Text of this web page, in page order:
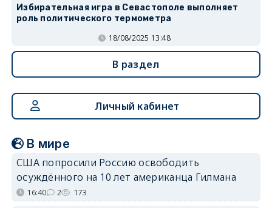
Избирательная игра в Севастополе выполняет
роль политического термометра
18/08/2025 13:48
В раздел
Личный кабинет
В мире
США попросили Россию освободить
осуждённого на 10 лет американца Гилмана
16:40 2 173